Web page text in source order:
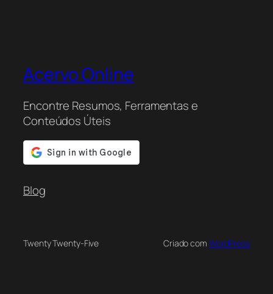
Acervo Online
Encontre Resumos, Ferramentas e
Conteúdos Úteis
Blog
Twenty Twenty-Five Criado com WordPress